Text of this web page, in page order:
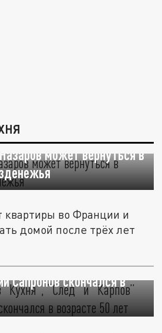
может вернуться в
квартиры во Франции и
домой после трёх лет
“Кухня”, “След” и
Сапронов скончался в